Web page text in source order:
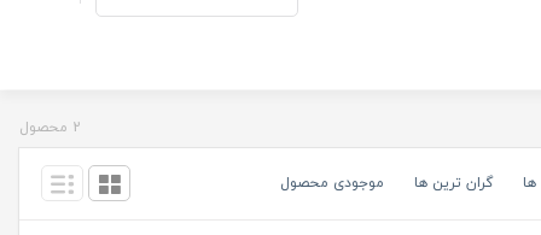
2 محصول
ها گران ترین ها موجودی محصول